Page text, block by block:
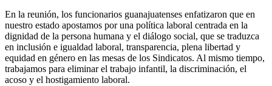
En la reunión, los funcionarios guanajuatenses enfatizaron que en
nuestro estado apostamos por una política laboral centrada en la
dignidad de la persona humana y el diálogo social, que se traduzca
en inclusión e igualdad laboral, transparencia, plena libertad y
equidad en género en las mesas de los Sindicatos. Al mismo tiempo,
trabajamos para eliminar el trabajo infantil, la discriminación, el
acoso y el hostigamiento laboral.